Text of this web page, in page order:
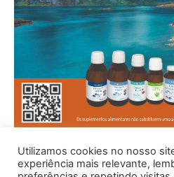
Utilizamos cookies no nosso
experiência mais relevante,